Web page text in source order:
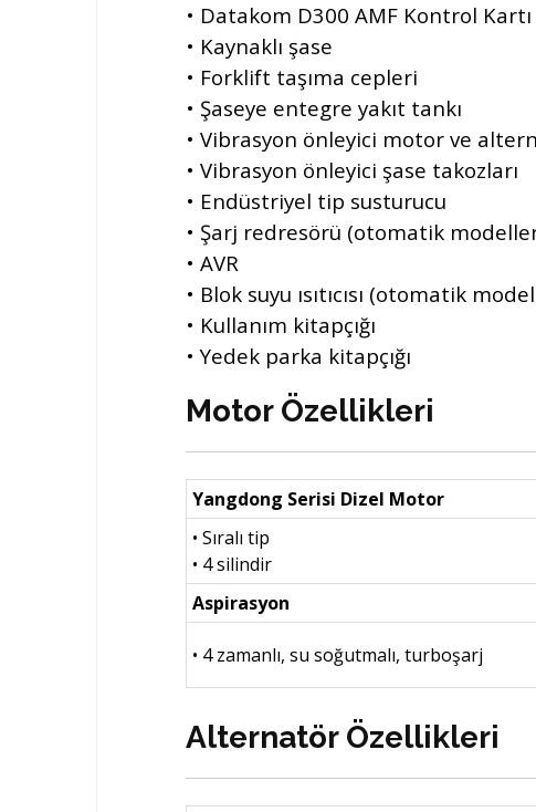
• Datakom D300 AMF Kontrol Kartı
• Kaynaklı şase
• Forklift taşıma cepleri
• Şaseye entegre yakıt tankı
• Vibrasyon önleyici motor ve
• Vibrasyon önleyici şase takozları
• Endüstriyel tip susturucu
• Şarj redresörü (otomatik
• AVR
• Blok suyu ısıtıcısı (otomatik
• Kullanım kitapçığı
• Yedek parka kitapçığı
Motor Özellikleri
Yangdong Serisi Dizel Motor
• Sıralı tip
• 4 silindir
Aspirasyon
• 4 zamanlı, su soğutmalı, turboşarj
Alternatör Özellikleri